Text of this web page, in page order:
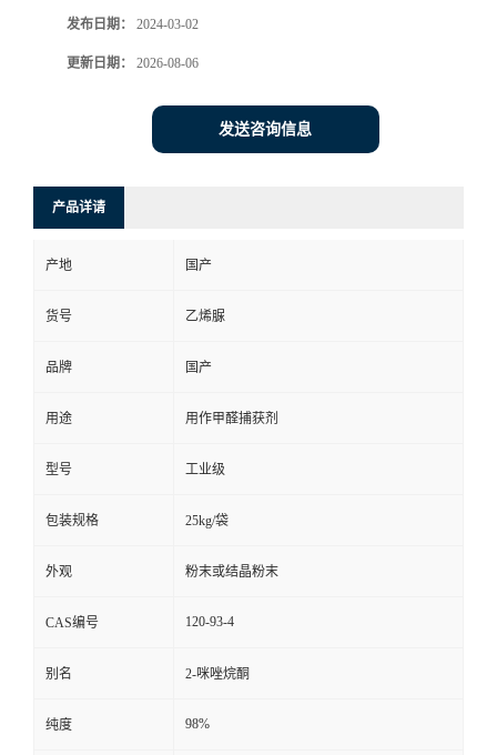
发布日期： 2024-03-02
更新日期： 2026-08-06
发送咨询信息
产品详请
产地 国产
货号 乙烯脲
品牌 国产
用途 用作甲醛捕获剂
型号 工业级
包装规格 25kg/袋
外观 粉末或结晶粉末
CAS编号 120-93-4
别名 2-咪唑烷酮
纯度 98%